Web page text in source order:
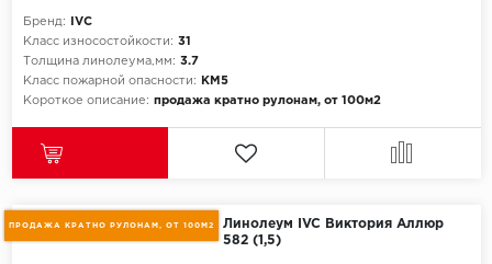
Бренд:
IVC
Класс износостойкости: 31
Толщина линолеума,мм: 3.7
Класс пожарной опасности:
КМ5
Короткое описание: продажа кратно рулонам, от 100м2
ПРОДАЖА КРАТНО РУЛОНАМ, ОТ 100М2
Линолеум IVC Виктория Аллюр
582 (1,5)